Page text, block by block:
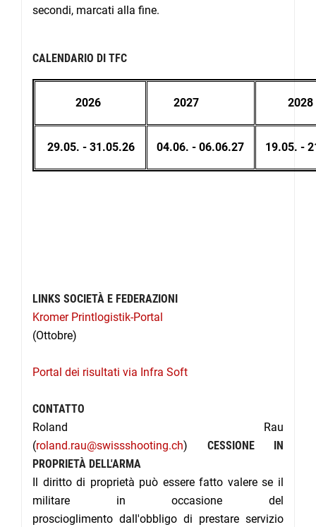
secondi, marcati alla fine.
CALENDARIO DI TFC
2026 2027 2028
29.05. - 31.05.26 04.06. - 06.06.27 19.05. -
LINKS SOCIETÀ E FEDERAZIONI
Kromer Printlogistik-Portal
(Ottobre)
Portal dei risultati via Infra Soft
CONTATTO
Roland Rau
(roland.rau@swissshooting.ch) CESSIONE IN
PROPRIETÀ DELL'ARMA
Il diritto di proprietà può essere fatto valere se il
militare in occasione del
proscioglimento dall'obbligo di prestare servizio